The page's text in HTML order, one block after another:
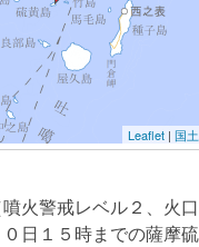
Leaflet | 国
火警戒レベル２、火
日１５時までの薩摩